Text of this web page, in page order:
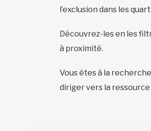
l’exclusion dans les
Découvrez-les en les
à proximité.
Vous êtes à la
diriger vers la